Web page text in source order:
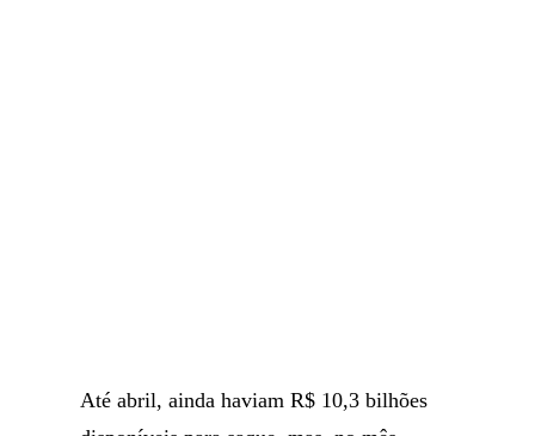
Até abril, ainda haviam R$ 10,3 bilhões